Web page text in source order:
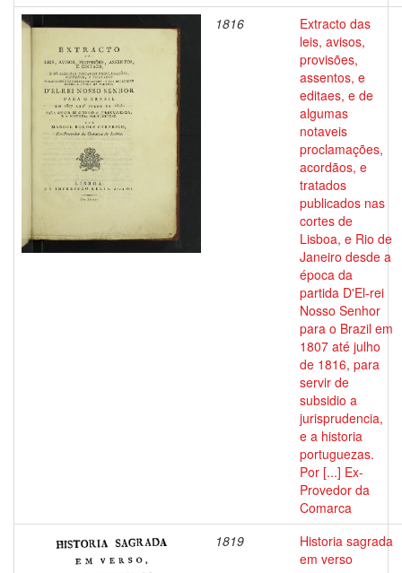
1816
Extracto das
leis, avisos,
provisões,
assentos, e
editaes, e de
algumas
notaveis
proclamações,
acordãos, e
tratados
publicados nas
cortes de
Lisboa, e Rio de
Janeiro desde a
época da
partida D'El-rei
Nosso Senhor
para o Brazil em
1807 até julho
de 1816, para
servir de
subsidio a
jurisprudencia,
e a historia
portuguezas.
Por [...] Ex-
Provedor da
Comarca
1819
Historia sagrada
em verso